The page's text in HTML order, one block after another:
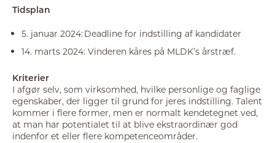
Tidsplan
5. januar 2024: Deadline for indstilling af kandidater
14. marts 2024: Vinderen kåres på MLDK’s årstræf.
Kriterier
I afgør selv, som virksomhed, hvilke personlige og faglige
egenskaber, der ligger til grund for jeres indstilling. Talent
kommer i flere former, men er normalt kendetegnet ved,
at man har potentialet til at blive ekstraordinær god
indenfor et eller flere kompetenceområder.